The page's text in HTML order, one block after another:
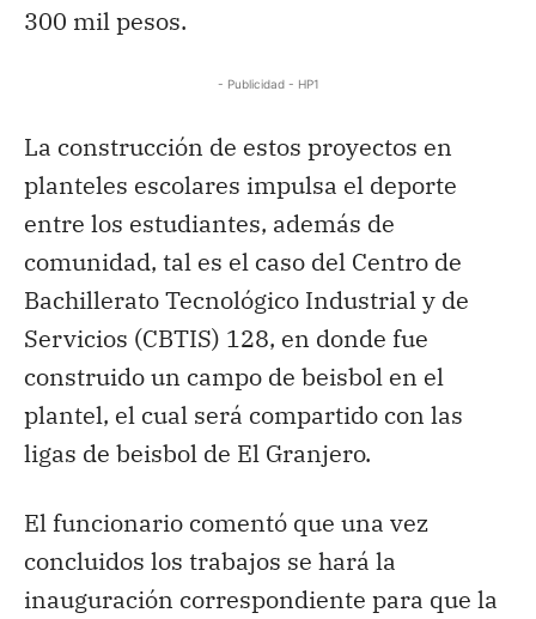
300 mil pesos.
- Publicidad - HP1
La construcción de estos proyectos en
planteles escolares impulsa el deporte
entre los estudiantes, además de
comunidad, tal es el caso del Centro de
Bachillerato Tecnológico Industrial y de
Servicios (CBTIS) 128, en donde fue
construido un campo de beisbol en el
plantel, el cual será compartido con las
ligas de beisbol de El Granjero.
El funcionario comentó que una vez
concluidos los trabajos se hará la
inauguración correspondiente para que la